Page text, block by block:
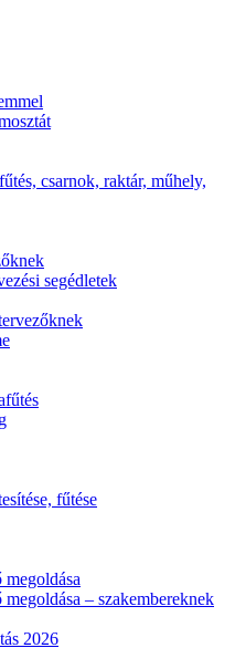
csarnok, raktár, műhely,
segédletek
fűtése
– szakembereknek
2026